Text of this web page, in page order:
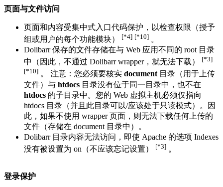
页面与文件访问
页面和内容受集中式入口代码保护，以检查权限（授予
组或用户的每个功能模块）
[*4] [*10] 。
Dolibarr 保存的文件存储在与 Web 应用不同的 root 目录
中（因此，不通过 Dolibarr wrapper，就无法下载）
[*3]
[*10] 。 注意：您必须要核实 document目录（用于上传
文件）与 htdocs 目录没有位于同一目录中，也不在
htdocs 的子目录中。您的 Web 虚拟主机必须仅指向
htdocs 目录（并且此目录可以/应该处于只读模式）。因
此，如果不使用 wrapper 页面，则无法下载任何上传的
文件（存储在 document 目录中）。
Dolibarr 目录内容无法访问，即使 Apache 的选项 Indexes
没有被设置为 on（不应该忘记设置）
[*3] 。
登录保护